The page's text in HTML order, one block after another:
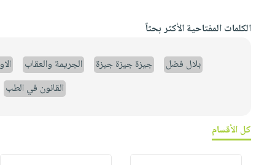
الكلمات المفتاحية الأكثر بحثاً
بلال فضل جيزة جيزة جيزة الجريمة والعقاب
القانون في الطب
كل الأقسام